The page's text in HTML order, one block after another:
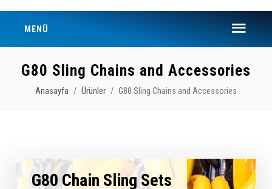
MENÜ
G80 Sling Chains and Accessories
Anasayfa Ürünler G80 Sling Chains and Accessories
G80 Chain Sling Sets